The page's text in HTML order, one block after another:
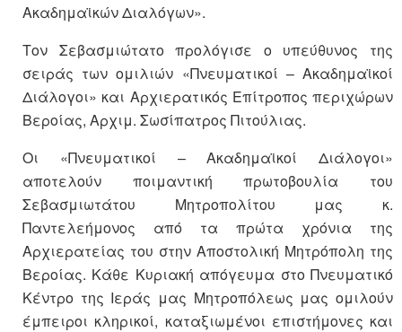
Ακαδημαϊκών Διαλόγων».
Τον Σεβασμιώτατο προλόγισε ο υπεύθυνος της
σειράς των ομιλιών «Πνευματικοί – Ακαδημαϊκοί
Διάλογοι» και Αρχιερατικός Επίτροπος περιχώρων
Βεροίας, Αρχιμ. Σωσίπατρος Πιτούλιας.
Οι «Πνευματικοί – Ακαδημαϊκοί Διάλογοι»
αποτελούν ποιμαντική πρωτοβουλία του
Σεβασμιωτάτου Μητροπολίτου μας κ.
Παντελεήμονος από τα πρώτα χρόνια της
Αρχιερατείας του στην Αποστολική Μητρόπολη της
Βεροίας. Κάθε Κυριακή απόγευμα στο Πνευματικό
Κέντρο της Ιεράς μας Μητροπόλεως μας ομιλούν
έμπειροι κληρικοί, καταξιωμένοι επιστήμονες και